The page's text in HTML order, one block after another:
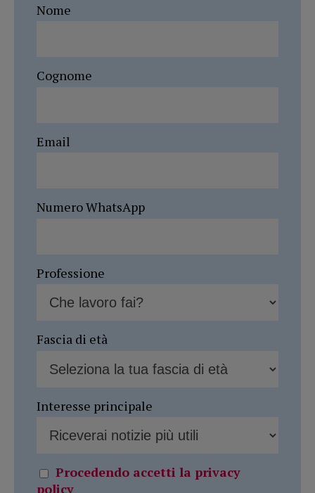
Nome
Cognome
Email
Numero WhatsApp
Professione
Fascia di età
Interesse principale
Procedendo accetti la privacy
policy